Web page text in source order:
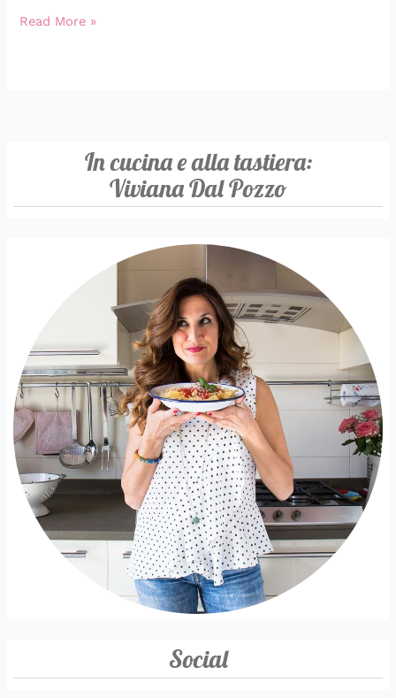
Read More »
In cucina e alla tastiera:
Viviana Dal Pozzo
Social